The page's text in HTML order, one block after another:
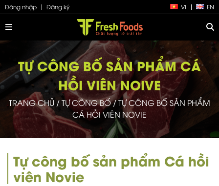
Đăng nhập Đăng ký VI EN
TỰ CÔNG BỐ SẢN PHẨM CÁ
HỒI VIÊN NOIVE
TRANG CHỦ/TỰ CÔNG BỐ/TỰ CÔNG BỐ SẢN PHẨM
CÁ HỒI VIÊN NOVIE
Tự công bố sản phẩm Cá hồi
viên Novie